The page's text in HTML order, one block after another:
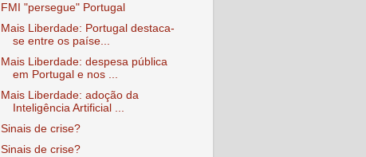
FMI "persegue" Portugal
Mais Liberdade: Portugal destaca-
se entre os paíse...
Mais Liberdade: despesa pública
em Portugal e nos ...
Mais Liberdade: adoção da
Inteligência Artificial ...
Sinais de crise?
Sinais de crise?